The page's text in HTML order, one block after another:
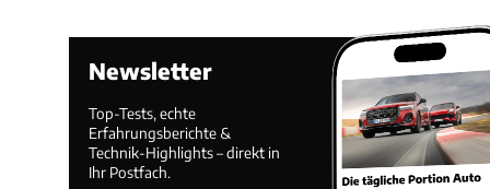
Newsletter
Top-Tests, echte
Erfahrungsberichte &
Technik-Highlights – direkt in
Ihr Postfach.